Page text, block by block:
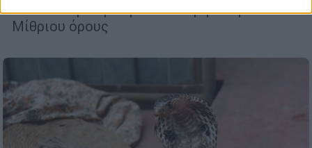
Ήταν χτισμένη σε μια απότομη πλαγιά του
Μίθριου όρους